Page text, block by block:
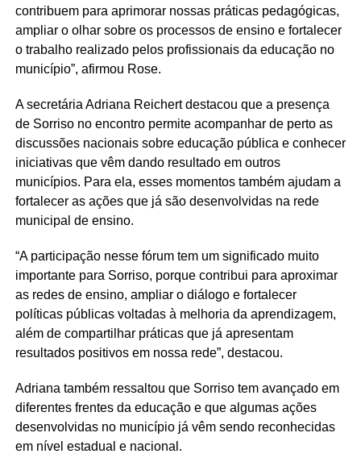
contribuem para aprimorar nossas práticas pedagógicas,
ampliar o olhar sobre os processos de ensino e fortalecer
o trabalho realizado pelos profissionais da educação no
município”, afirmou Rose.
A secretária Adriana Reichert destacou que a presença
de Sorriso no encontro permite acompanhar de perto as
discussões nacionais sobre educação pública e conhecer
iniciativas que vêm dando resultado em outros
municípios. Para ela, esses momentos também ajudam a
fortalecer as ações que já são desenvolvidas na rede
municipal de ensino.
“A participação nesse fórum tem um significado muito
importante para Sorriso, porque contribui para aproximar
as redes de ensino, ampliar o diálogo e fortalecer
políticas públicas voltadas à melhoria da aprendizagem,
além de compartilhar práticas que já apresentam
resultados positivos em nossa rede”, destacou.
Adriana também ressaltou que Sorriso tem avançado em
diferentes frentes da educação e que algumas ações
desenvolvidas no município já vêm sendo reconhecidas
em nível estadual e nacional.